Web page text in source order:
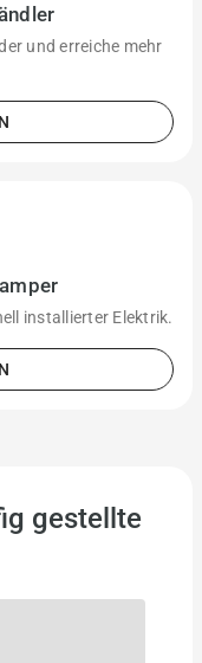
und erreiche mehr
installierter Elektrik.
gestellte